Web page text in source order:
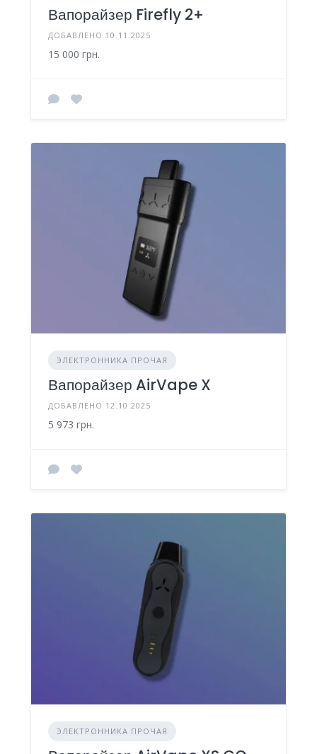
Вапорайзер Firefly 2+
ДОБАВЛЕНО 10.11.2025
15 000 грн.
ЭЛЕКТРОННИКА ПРОЧАЯ
Вапорайзер AirVape X
ДОБАВЛЕНО 12.10.2025
5 973 грн.
ЭЛЕКТРОННИКА ПРОЧАЯ